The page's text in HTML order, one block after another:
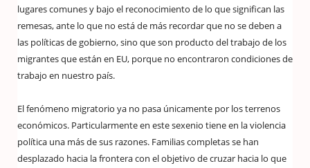
lugares comunes y bajo el reconocimiento de lo que significan las
remesas, ante lo que no está de más recordar que no se deben a
las políticas de gobierno, sino que son producto del trabajo de los
migrantes que están en EU, porque no encontraron condiciones de
trabajo en nuestro país.
El fenómeno migratorio ya no pasa únicamente por los terrenos
económicos. Particularmente en este sexenio tiene en la violencia
política una más de sus razones. Familias completas se han
desplazado hacia la frontera con el objetivo de cruzar hacia lo que